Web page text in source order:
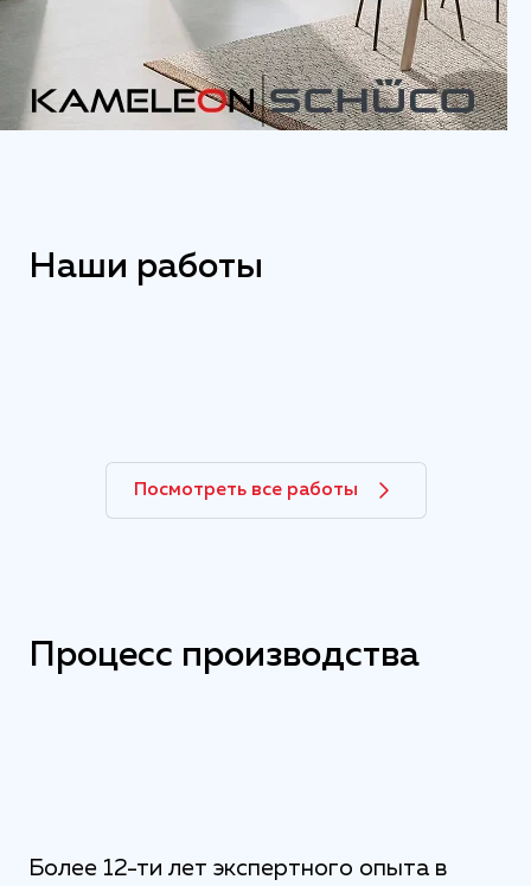
Наши работы
Посмотреть все работы
Процесс производства
Правильный выбор материала для окон
Более 12-ти лет экспертного опыта в